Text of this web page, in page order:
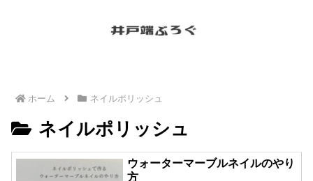
ホーム ネイルポリッシュ
ネイルポリッシュ
ウォーターマーブルネイルのやり
方